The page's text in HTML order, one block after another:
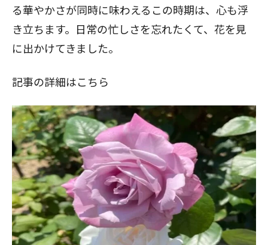
る華やかさが同時に味わえるこの時期は、心も浮
き立ちます。日常の忙しさを忘れたくて、花を見
に出かけてきました。
記事の詳細はこちら